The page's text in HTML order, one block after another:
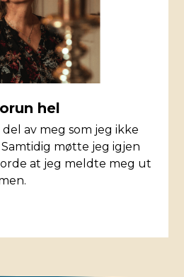
hel
av meg som jeg ikke
Samtidig møtte jeg igjen
at jeg meldte meg ut